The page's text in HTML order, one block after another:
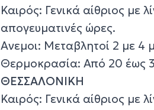
Καιρός: Γενικά αίθριος με
απογευματινές ώρες.
Ανεμοι: Μεταβλητοί 2 με 4
Θερμοκρασία: Από 20 έως
ΘΕΣΣΑΛΟΝΙΚΗ
Καιρός: Γενικά αίθριος με